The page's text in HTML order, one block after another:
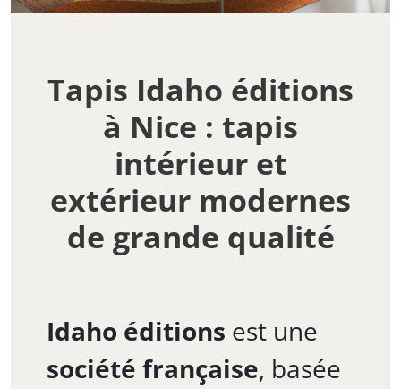
Tapis Idaho éditions
à Nice : tapis
intérieur et
extérieur modernes
de grande qualité
Idaho éditions est une
société française, basée